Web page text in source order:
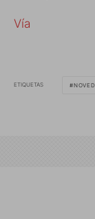
Vía
ETIQUETAS